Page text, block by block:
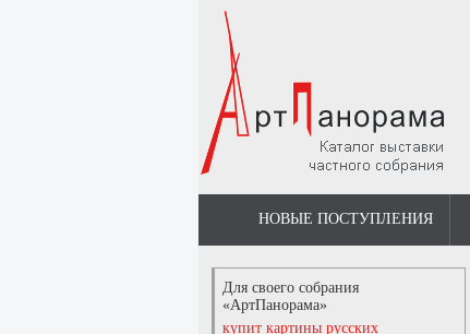
НОВЫЕ ПОСТУПЛЕНИЯ
Для своего собрания
«АртПанорама»
купит картины русских